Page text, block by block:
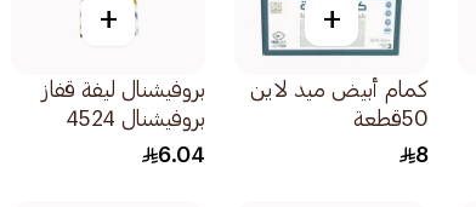
+
كمام أبيض ميد لاين
50قطعة
8
+
بروفيشنال ليفة قفاز
بروفيشنال 4524
1قطعة
6.04